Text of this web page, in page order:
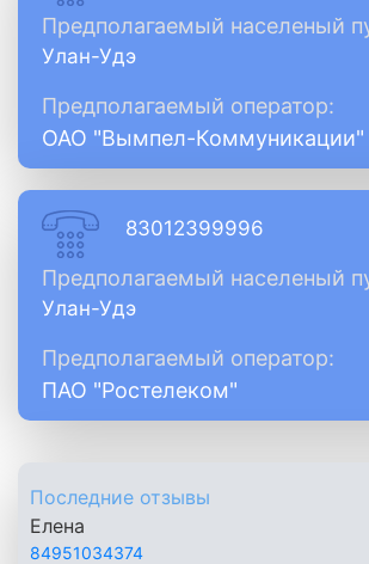
Предполагаемый населеный
Улан-Удэ
Предполагаемый оператор:
ОАО "Вымпел-Коммуникации"
83012399996
Предполагаемый населеный
Улан-Удэ
Предполагаемый оператор:
ПАО "Ростелеком"
Последние отзывы
Елена
84951034374